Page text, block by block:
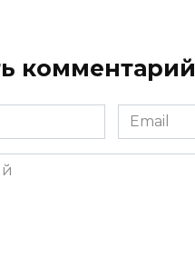
комментарий
Email
*